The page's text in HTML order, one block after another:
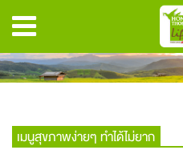
เมนูสุขภาพง่ายๆ ทำได้ไม่ยาก